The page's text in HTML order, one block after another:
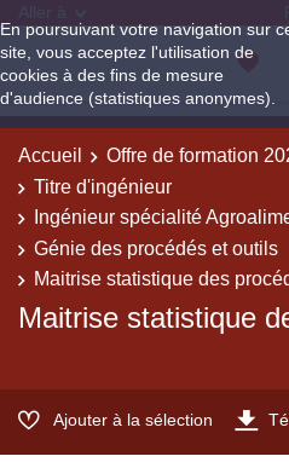
En poursuivant votre navigation sur
site, vous acceptez l'utilisation de
cookies à des fins de mesure
d'audience (statistiques anonymes).
Accueil
Offre de formation
Titre d'ingénieur
Ingénieur spécialité
Génie des procédés et outils
Maitrise statistique des
Maitrise statistique
Ajouter à la sélection